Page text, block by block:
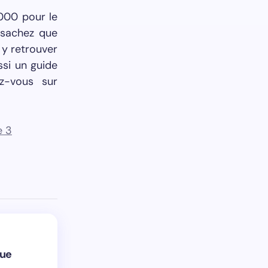
pour le
que
y retrouver
un guide
vous sur